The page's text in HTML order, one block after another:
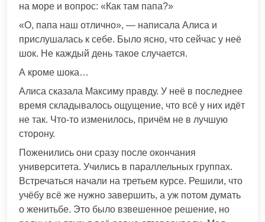
на море и вопрос: «Как там папа?»
«О, папа наш отлично», — написала Алиса и
прислушалась к себе. Было ясно, что сейчас у неё
шок. Не каждый день такое случается.
А кроме шока…
Алиса сказала Максиму правду. У неё в последнее
время складывалось ощущение, что всё у них идёт
не так. Что-то изменилось, причём не в лучшую
сторону.
Поженились они сразу после окончания
университета. Учились в параллельных группах.
Встречаться начали на третьем курсе. Решили, что
учёбу всё же нужно завершить, а уж потом думать
о женитьбе. Это было взвешенное решение, но